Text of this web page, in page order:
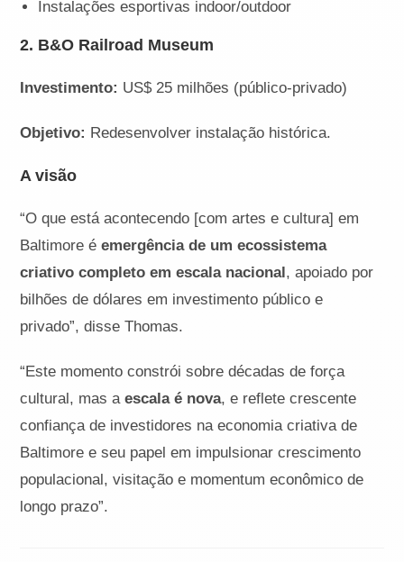
Instalações esportivas indoor/outdoor
2. B&O Railroad Museum
Investimento: US$ 25 milhões (público-privado)
Objetivo: Redesenvolver instalação histórica.
A visão
“O que está acontecendo [com artes e cultura] em
Baltimore éemergência de um ecossistema
criativo completo em escala nacional, apoiado por
bilhões de dólares em investimento público e
privado”, disse Thomas.
“Este momento constrói sobre décadas de força
cultural, mas aescala é nova, e reflete crescente
confiança de investidores na economia criativa de
Baltimore e seu papel em impulsionar crescimento
populacional, visitação e momentum econômico de
longo prazo”.